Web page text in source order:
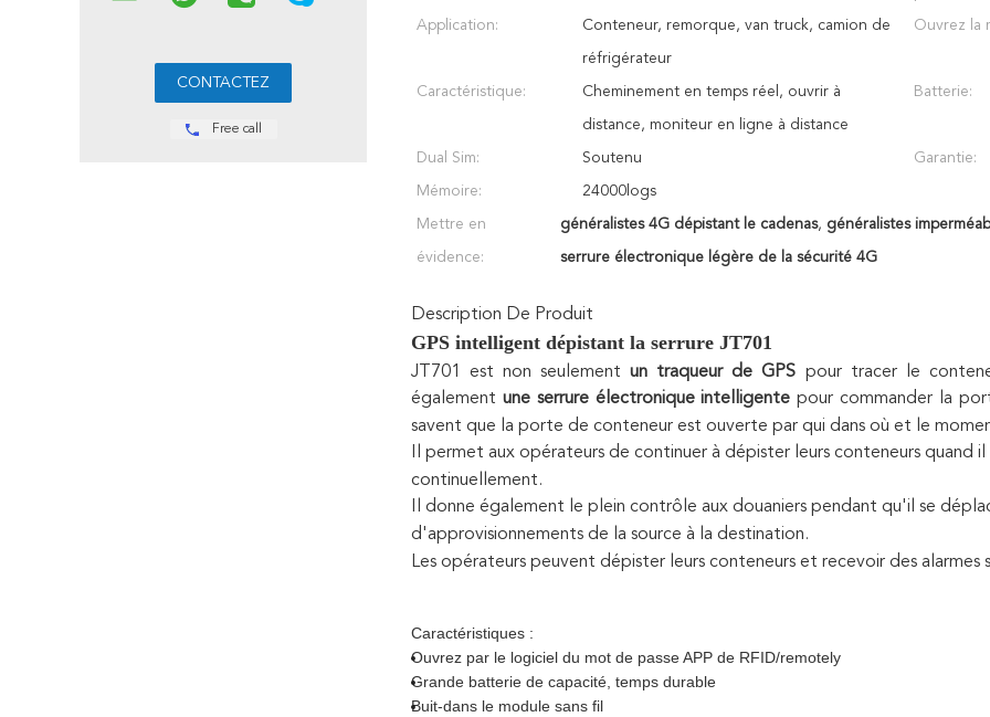
Free call
Application: Conteneur, remorque, van truck, camion de
réfrigérateur
Ouvrez la
Caractéristique: Cheminement en temps réel, ouvrir à
distance, moniteur en ligne à distance
Batterie:
Dual Sim: Soutenu Garantie:
Mémoire: 24000logs
Mettre en
évidence:
généralistes 4G dépistant le cadenas, généralistes
serrure électronique légère de la sécurité 4G
Description De Produit
GPS intelligent dépistant la serrure JT701
JT701 est non seulement un traqueur de GPS pour tracer le
également une serrure électronique intelligente pour commander la
savent que la porte de conteneur est ouverte par qui dans où et le
Il permet aux opérateurs de continuer à dépister leurs conteneurs quand
continuellement.
Il donne également le plein contrôle aux douaniers pendant qu'il se
d'approvisionnements de la source à la destination.
Les opérateurs peuvent dépister leurs conteneurs et recevoir des
Caractéristiques :
Ouvrez par le logiciel du mot de passe APP de RFID/remotely
Grande batterie de capacité, temps durable
Buit-dans le module sans fil